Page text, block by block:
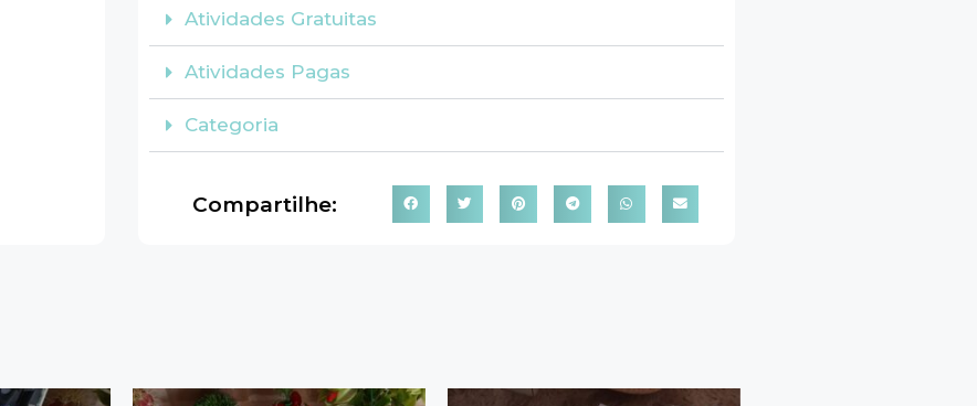
Atividades Gratuitas
Atividades Pagas
Categoria
Compartilhe: